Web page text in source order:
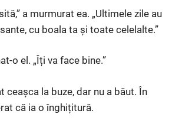
a murmurat ea. „Ultimele zile au
cu boala ta și toate celelalte.”
o el. „Îți va face bine.”
ceașca la buze, dar nu a băut. În
că ia o înghițitură.